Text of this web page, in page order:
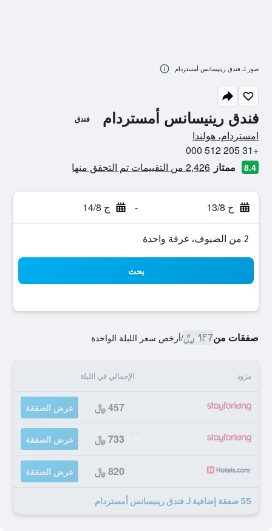
فندق رينيسانس أمستردام فندق
0 نجمةامستردام، هولندا
+31 205 512 000
8.4 ممتاز 2,426 من التقييمات تم التحقق منها
خ 13/8 - ج 14/8
2 من الضيوف، غرفة واحدة
بحث
صفقات من457 ﷼ /أرخص سعر الليلة الواحدة
مزود الإجمالي في الليلة
457 ﷼ عرض الصفقة
733 ﷼ عرض الصفقة
820 ﷼ عرض الصفقة
55 صفقة إضافية لـ فندق رينيسانس أمستردام
صور لـ فندق رينيسانس أمستردام